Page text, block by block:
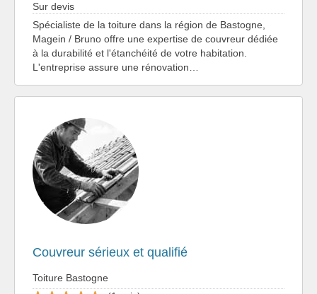
Sur devis
Spécialiste de la toiture dans la région de Bastogne,
Magein / Bruno offre une expertise de couvreur dédiée
à la durabilité et l'étanchéité de votre habitation.
L'entreprise assure une rénovation…
Couvreur sérieux et qualifié
Toiture Bastogne